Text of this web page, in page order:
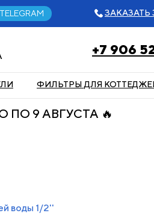
+7 906
ФИЛЬТРЫ ДЛЯ
ПО 9 АВГУСТА 🔥
TELEGRAM
воды 1/2''